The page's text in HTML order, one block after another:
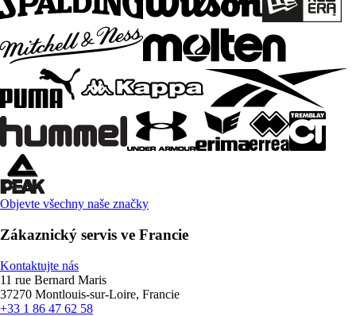
Objevte všechny naše značky
Zákaznický servis ve Francie
Kontaktujte nás
11 rue Bernard Maris
37270 Montlouis-sur-Loire, Francie
+33 1 86 47 62 58